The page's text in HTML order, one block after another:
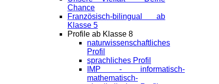
Chance
Französisch-bilingual ab
Klasse 5
Profile ab Klasse 8
naturwissenschaftliches
Profil
sprachliches Profil
IMP - informatisch-
mathematisch-